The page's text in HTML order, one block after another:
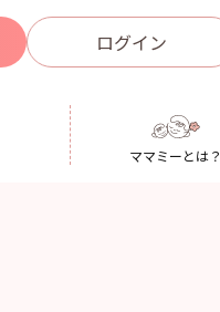
ログイン
ママミーとは？